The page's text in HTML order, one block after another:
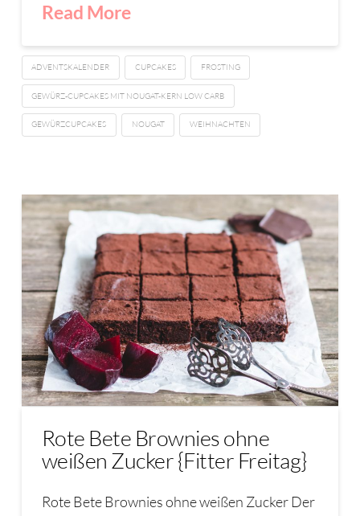
Read More
ADVENTSKALENDER CUPCAKES FROSTING
GEWÜRZ-CUPCAKES MIT NOUGAT-KERN LOW CARB
GEWÜRZCUPCAKES NOUGAT WEIHNACHTEN
Rote Bete Brownies ohne
weißen Zucker {Fitter Freitag}
Rote Bete Brownies ohne weißen Zucker Der